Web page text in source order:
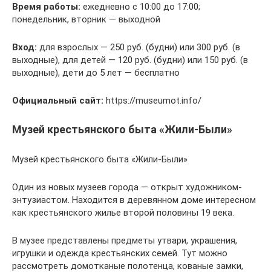
Время работы: ежедневно с 10:00 до 17:00;
понедельник, вторник — выходной
Вход: для взрослых — 250 руб. (будни) или 300 руб. (в
выходные), для детей — 120 руб. (будни) или 150 руб. (в
выходные), дети до 5 лет — бесплатно
Официальный сайт: https://museumot.info/
Музей крестьянского быта «Жили-Были»
Музей крестьянского быта «Жили-Были»
Один из новых музеев города — открыт художником-
энтузиастом. Находится в деревянном доме интересном
как крестьянского жилье второй половины 19 века.
В музее представлены предметы утвари, украшения,
игрушки и одежда крестьянских семей. Тут можно
рассмотреть домотканые полотенца, кованые замки,